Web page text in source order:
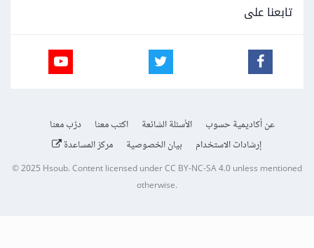
تابعنا على
عن أكاديمية حسوب الأسئلة الشائعة اكتب معنا
درّب معنا
إرشادات الاستخدام
بيان الخصوصية مركز المساعدة
© 2025 Hsoub.Content licensed underCC BY-NC-SA 4.0unless mentioned
otherwise.